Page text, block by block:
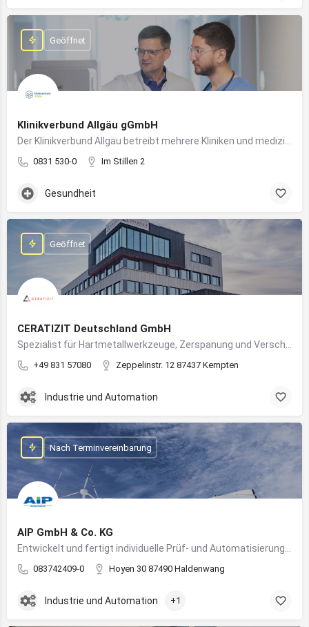
Klinikverbund Allgäu gGmbH
0831 530-0 Im Stillen 2
Geöffnet
Gesundheit
CERATIZIT Deutschland GmbH
+49 831 57080 Zeppelinstr. 12 87437 Kempten
Geöffnet
Industrie und Automation
AIP GmbH & Co. KG
083742409-0 Hoyen 30 87490 Haldenwang
Nach Terminvereinbarung
Industrie und Automation +1